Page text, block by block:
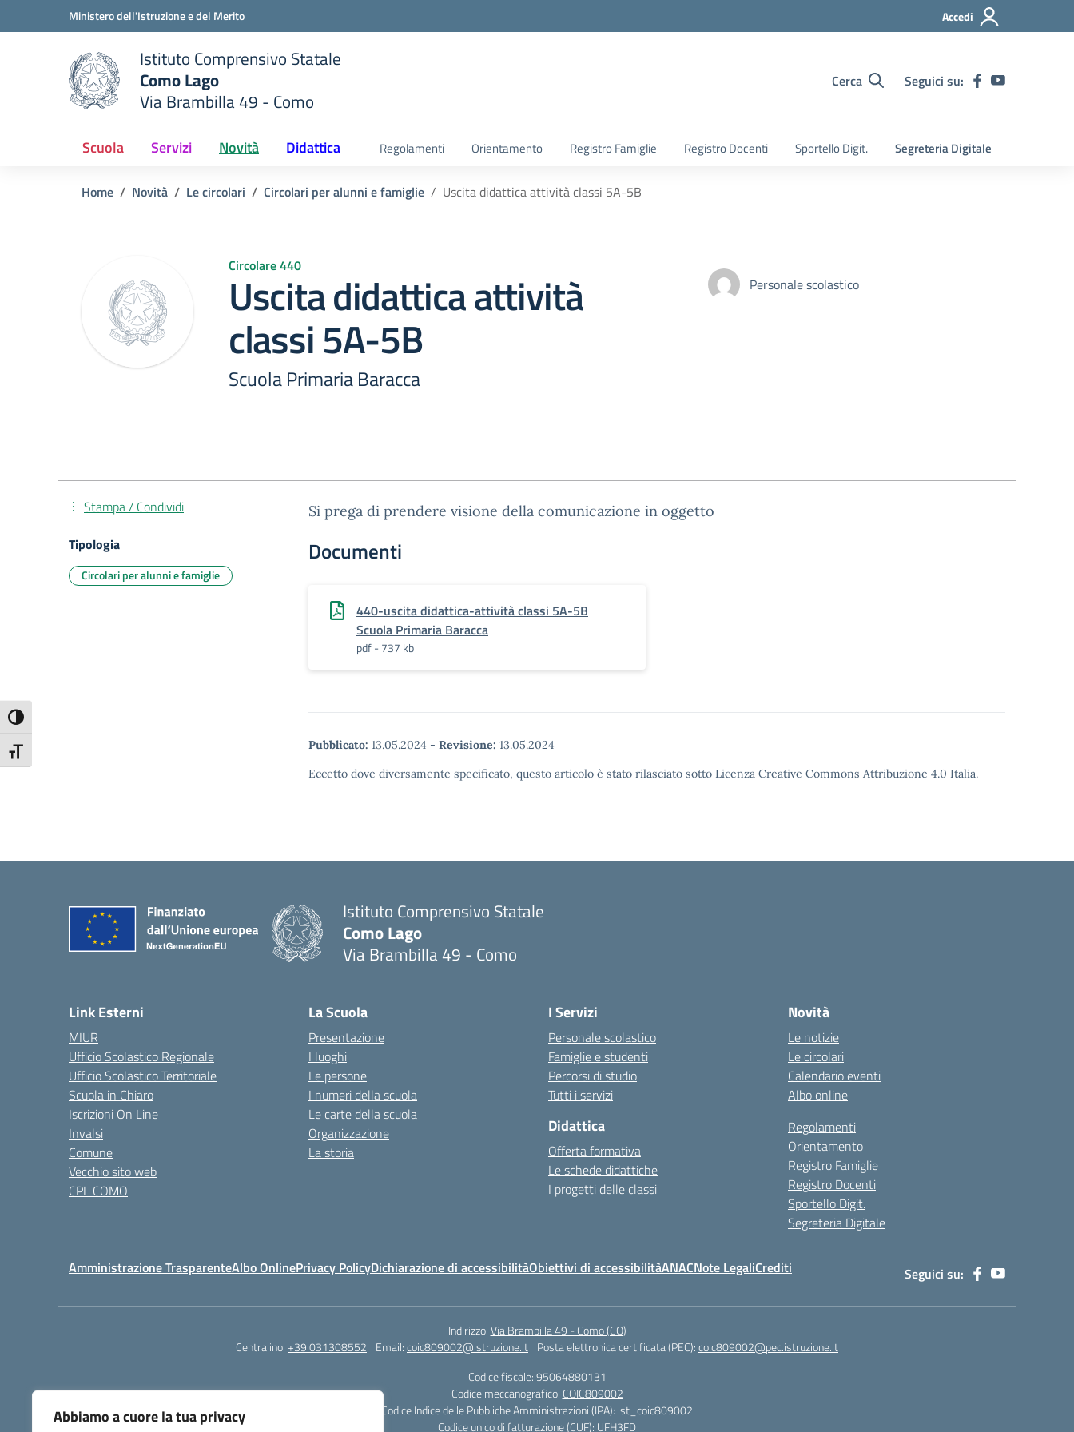
Abbiamo a cuore la tua privacy
Attiva/disattiva alto contrasto
Attiva/disattiva dimensione testo
Vai ai contenuti
Vai al menu di navigazioneMinistero dell'Istruzione e del Merito Accedi
scuola
Istituto Comprensivo Statale
Como Lago
Via Brambilla 49 - Como
Cerca Seguici su:
Scuola Servizi Novità Didattica Regolamenti Orientamento Registro Famiglie Registro Docenti Sportello Digit. Segreteria Digitale
Home Novità Le circolari Circolari per alunni e famiglie Uscita didattica attività classi 5A-5B
Circolare 440
Uscita didattica attività
classi 5A-5B
Scuola Primaria Baracca
Personale scolastico
Si prega di prendere visione della comunicazione in oggetto
Documenti
440-uscita didattica-attività classi 5A-5B
Scuola Primaria Baracca
pdf - 737 kb
Pubblicato: 13.05.2024 - Revisione: 13.05.2024
Eccetto dove diversamente specificato, questo articolo è stato rilasciato sotto Licenza Creative Commons Attribuzione 4.0 Italia.
Stampa / Condividi
Tipologia
Circolari per alunni e famiglie
Istituto Comprensivo Statale
Como Lago
Via Brambilla 49 - Como
Link Esterni
MIUR
Ufficio Scolastico Regionale
Ufficio Scolastico Territoriale
Scuola in Chiaro
Iscrizioni On Line
Invalsi
Comune
Vecchio sito web
CPL COMO
La Scuola
Presentazione
I luoghi
Le persone
I numeri della scuola
Le carte della scuola
Organizzazione
La storia
I Servizi
Personale scolastico
Famiglie e studenti
Percorsi di studio
Tutti i servizi
Didattica
Offerta formativa
Le schede didattiche
I progetti delle classi
Novità
Le notizie
Le circolari
Calendario eventi
Albo online
Regolamenti
Orientamento
Registro Famiglie
Registro Docenti
Sportello Digit.
Segreteria Digitale
Amministrazione TrasparenteAlbo OnlinePrivacy PolicyDichiarazione di accessibilitàObiettivi di accessibilitàANACNote LegaliCrediti Seguici su:
Indirizzo:Via Brambilla 49 - Como (CO)
Centralino:+39 031308552 Email:coic809002@istruzione.it Posta elettronica certificata (PEC):coic809002@pec.istruzione.it
Codice fiscale: 95064880131
Codice meccanografico: COIC809002
Codice Indice delle Pubbliche Amministrazioni (IPA): ist_coic809002
Codice unico di fatturazione (CUF): UFH3FD